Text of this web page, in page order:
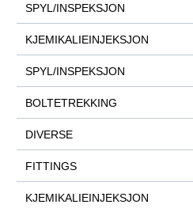
SPYL/INSPEKSJON
KJEMIKALIEINJEKSJON
SPYL/INSPEKSJON
BOLTETREKKING
DIVERSE
FITTINGS
KJEMIKALIEINJEKSJON